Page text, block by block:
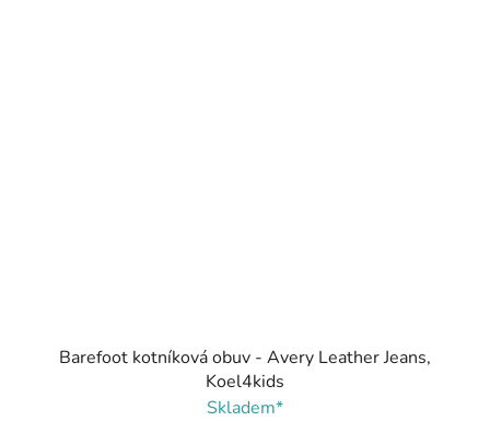
Barefoot kotníková obuv - Avery Leather Jeans,
Koel4kids
Skladem*